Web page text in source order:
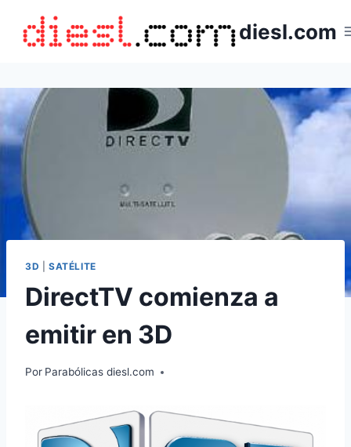
contenido
diesl.com
3D SATÉLITE
DirectTV comienza a
emitir en 3D
Por Parabólicas diesl.com